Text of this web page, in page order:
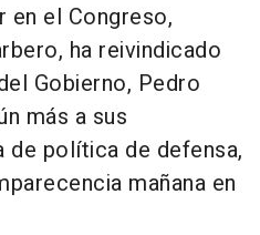
en el Congreso,
ha reivindicado
Gobierno, Pedro
más a sus
de política de defensa,
mañana en